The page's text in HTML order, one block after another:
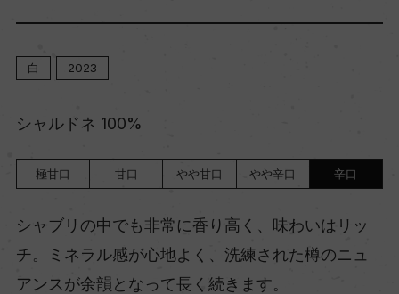
白 2023
シャルドネ 100%
極甘口 甘口 やや甘口 やや辛口 辛口
シャブリの中でも非常に香り高く、味わいはリッ
チ。ミネラル感が心地よく、洗練された樽のニュ
アンスが余韻となって長く続きます。